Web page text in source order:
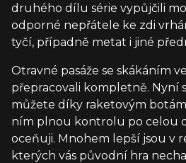
druhého dílu série vypůjčili
odporné nepřátele ke zdi
tyčí, případně metat i jiné
Otravné pasáže se skákáním
přepracovali kompletně. Nyní
můžete díky raketovým
ním plnou kontrolu po celou
oceňuji. Mnohem lepší jsou v
kterých vás původní hra